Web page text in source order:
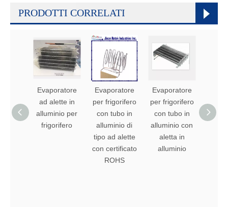
PRODOTTI CORRELATI
Evaporatore
ad alette in
alluminio per
frigorifero
Evaporatore
per frigorifero
con tubo in
alluminio di
tipo ad alette
con certificato
ROHS
Evaporatore
per frigorifero
con tubo in
alluminio con
aletta in
alluminio